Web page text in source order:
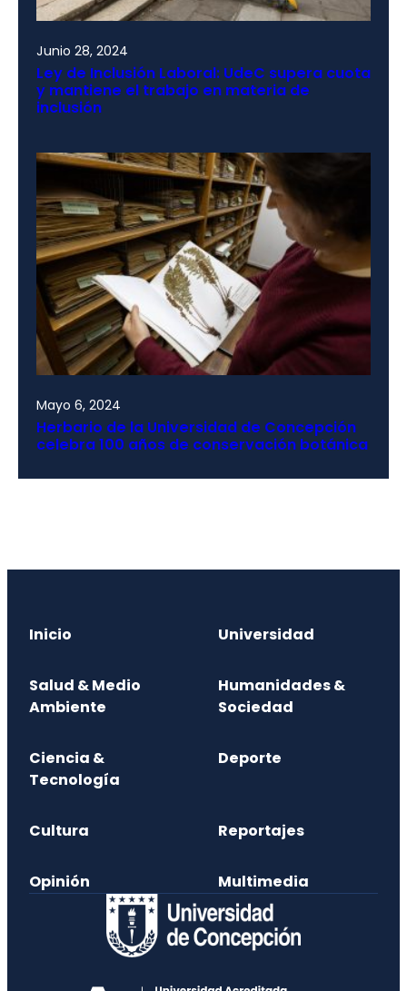
Junio 28, 2024
Ley de Inclusión Laboral: UdeC supera cuota
y mantiene el trabajo en materia de
inclusión
Mayo 6, 2024
Herbario de la Universidad de Concepción
celebra 100 años de conservación botánica
Inicio Universidad
Salud & Medio
Ambiente
Humanidades &
Sociedad
Ciencia &
Tecnología
Deporte
Cultura Reportajes
Opinión Multimedia